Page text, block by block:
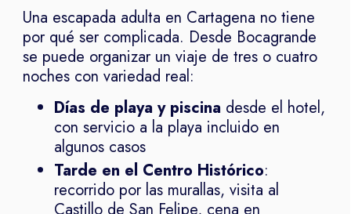
Una escapada adulta en Cartagena no tiene
por qué ser complicada. Desde Bocagrande
se puede organizar un viaje de tres o cuatro
noches con variedad real:
Días de playa y piscina desde el hotel,
con servicio a la playa incluido en
algunos casos
Tarde en el Centro Histórico:
recorrido por las murallas, visita al